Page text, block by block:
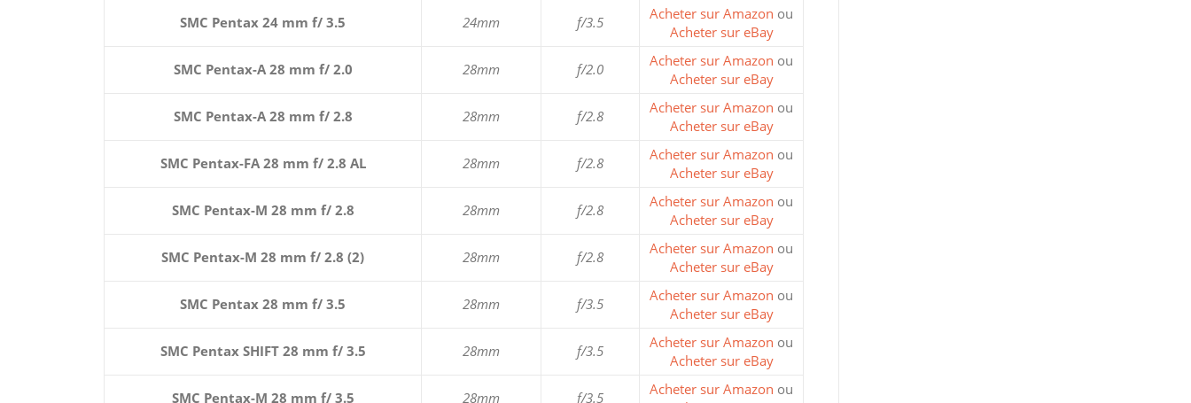
SMC Pentax 24 mm f/ 3.5 24mm f/3.5 Acheter sur Amazon ou
Acheter sur eBay
SMC Pentax-A 28 mm f/ 2.0 28mm f/2.0 Acheter sur Amazon ou
Acheter sur eBay
SMC Pentax-A 28 mm f/ 2.8 28mm f/2.8 Acheter sur Amazon ou
Acheter sur eBay
SMC Pentax-FA 28 mm f/ 2.8 AL 28mm f/2.8 Acheter sur Amazon ou
Acheter sur eBay
SMC Pentax-M 28 mm f/ 2.8 28mm f/2.8 Acheter sur Amazon ou
Acheter sur eBay
SMC Pentax-M 28 mm f/ 2.8 (2) 28mm f/2.8 Acheter sur Amazon ou
Acheter sur eBay
SMC Pentax 28 mm f/ 3.5 28mm f/3.5 Acheter sur Amazon ou
Acheter sur eBay
SMC Pentax SHIFT 28 mm f/ 3.5 28mm f/3.5 Acheter sur Amazon ou
Acheter sur eBay
SMC Pentax-M 28 mm f/ 3.5 28mm f/3.5 Acheter sur Amazon ou